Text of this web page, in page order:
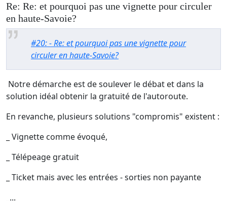
Re: Re: et pourquoi pas une vignette pour circuler
en haute-Savoie?
#20: - Re: et pourquoi pas une vignette pour
circuler en haute-Savoie?
Notre démarche est de soulever le débat et dans la
solution idéal obtenir la gratuité de l'autoroute.
En revanche, plusieurs solutions "compromis" existent :
_ Vignette comme évoqué,
_ Télépeage gratuit
_ Ticket mais avec les entrées - sorties non payante
_...